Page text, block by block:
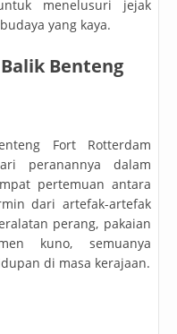
menelusuri jejak
yang kaya.
Benteng
Fort Rotterdam
peranannya dalam
pertemuan antara
dari artefak-artefak
perang, pakaian
kuno, semuanya
di masa kerajaan.